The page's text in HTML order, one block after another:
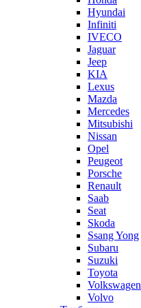
Hyundai
Infiniti
IVECO
Jaguar
Jeep
KIA
Lexus
Mazda
Mercedes
Mitsubishi
Nissan
Opel
Peugeot
Porsche
Renault
Saab
Seat
Skoda
Ssang Yong
Subaru
Suzuki
Toyota
Volkswagen
Volvo